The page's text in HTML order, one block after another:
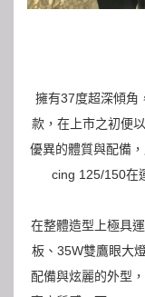
擁有37度超深傾角
款，在上市之初便
優異的體質與配備
cing 125/150在
在整體造型上極具
板、35W雙鷹眼大
配備與炫麗的外型